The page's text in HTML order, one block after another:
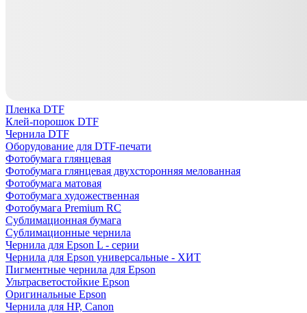
Пленка DTF
Клей-порошок DTF
Чернила DTF
Оборудование для DTF-печати
Фотобумага глянцевая
Фотобумага глянцевая двухсторонняя мелованная
Фотобумага матовая
Фотобумага художественная
Фотобумага Premium RC
Сублимационная бумага
Сублимационные чернила
Чернила для Epson L - серии
Чернила для Epson универсальные - ХИТ
Пигментные чернила для Epson
Ультрасветостойкие Epson
Оригинальные Epson
Чернила для HP, Canon